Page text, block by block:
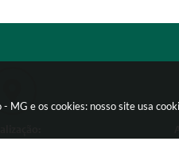
MG e os cookies: nosso site usa